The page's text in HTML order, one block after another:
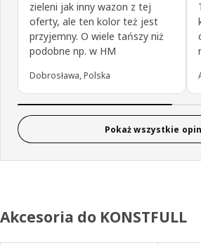
zieleni jak inny wazon z tej
oferty, ale ten kolor też jest
przyjemny. O wiele tańszy niż
podobne np. w HM
Dobrosława, Polska
Pokaż wszystkie
Akcesoria do KONSTFULL